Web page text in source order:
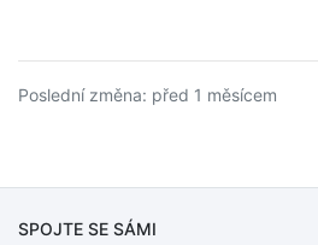
Poslední změna: před 1 měsícem
SPOJTE SE SÁMI